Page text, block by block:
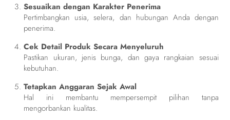
Sesuaikan dengan Karakter Penerima
Pertimbangkan usia, selera, dan hubungan Anda dengan
penerima.
Cek Detail Produk Secara Menyeluruh
Pastikan ukuran, jenis bunga, dan gaya rangkaian sesuai
kebutuhan.
Tetapkan Anggaran Sejak Awal
Hal ini membantu mempersempit pilihan tanpa
mengorbankan kualitas.